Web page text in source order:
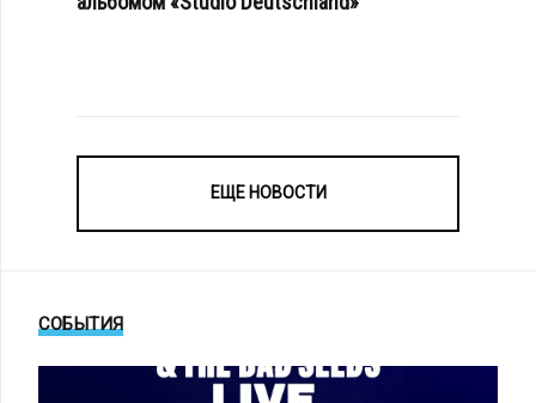
ЕЩЕ НОВОСТИ
СОБЫТИЯ